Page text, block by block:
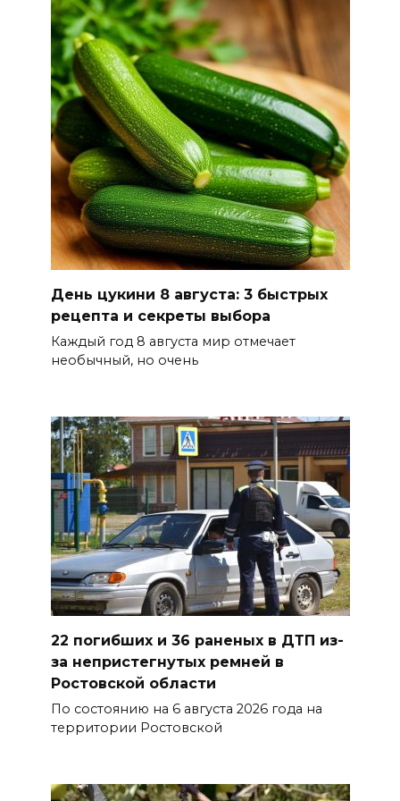
уничтожены 397 украинских
беспилотников
08 августа 2026 09:19
Более 30 БПЛА сбили ночью в
пяти районах Ростовской
области
07 августа 2026 23:00
Дабы счастье семейное
сберечь – спрячьте первое
сорванное яблоко: приметы
на 8 августа
отключат воду из-за
капремонта сетей
07 августа 2026 20:32
Полиция ищет вандалов,
осквернивших стелу
«Освободителям Ростова»
07 августа 2026 20:12
Госавтоинспекция по
Ростовской области призвала
водителей быть осторожными
из-за ухудшения погоды
Сап-фестиваль, ночной забег
День цукини 8 августа: 3 быстрых
рецепта и секреты выбора
Каждый год 8 августа мир отмечает
необычный, но очень
22 погибших и 36 раненых в ДТП из-
за непристегнутых ремней в
Ростовской области
По состоянию на 6 августа 2026 года на
территории Ростовской